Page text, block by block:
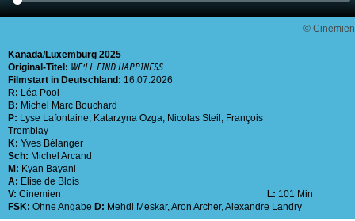
© Cinemien
Kanada Luxemburg 2025
Original-Titel: WE'LL FIND HAPPINESS
Filmstart in Deutschland: 16.07.2026
R: Léa Pool
B: Michel Marc Bouchard
P: Lyse Lafontaine, Katarzyna Ozga, Nicolas Steil , François
Tremblay
K: Yves Bélanger
Sch: Michel Arcand
M: Kyan Bayani
A: Elise de Blois
V: Cinemien L: 101 Min
FSK: Ohne Angabe D: Mehdi Meskar,Aron Archer,Alexandre Landry